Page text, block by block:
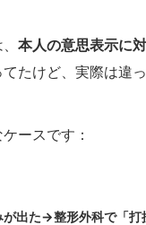
本人の意思表示に
たけど、実際は違
ースです：
が出た→整形外科で「